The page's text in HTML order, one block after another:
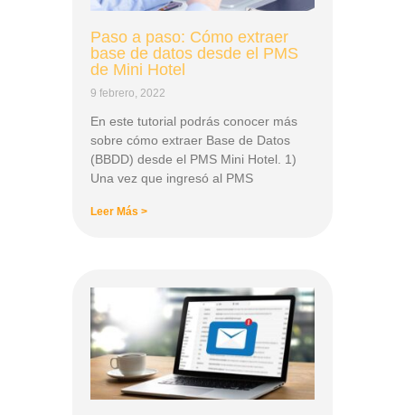
Paso a paso: Cómo extraer
base de datos desde el PMS
de Mini Hotel
9 febrero, 2022
En este tutorial podrás conocer más
sobre cómo extraer Base de Datos
(BBDD) desde el PMS Mini Hotel. 1)
Una vez que ingresó al PMS
Leer Más >